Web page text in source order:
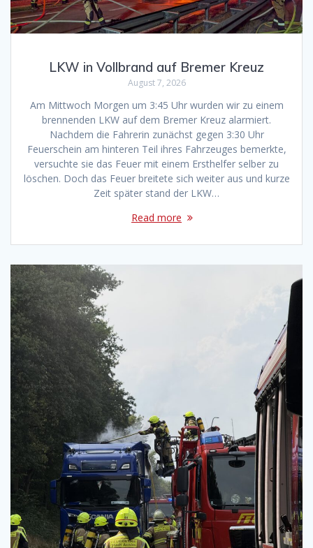
LKW in Vollbrand auf Bremer Kreuz
August 7, 2026
Am Mittwoch Morgen um 3:45 Uhr wurden wir zu einem
brennenden LKW auf dem Bremer Kreuz alarmiert.
Nachdem die Fahrerin zunächst gegen 3:30 Uhr
Feuerschein am hinteren Teil ihres Fahrzeuges bemerkte,
versuchte sie das Feuer mit einem Ersthelfer selber zu
löschen. Doch das Feuer breitete sich weiter aus und kurze
Zeit später stand der LKW…
Read more